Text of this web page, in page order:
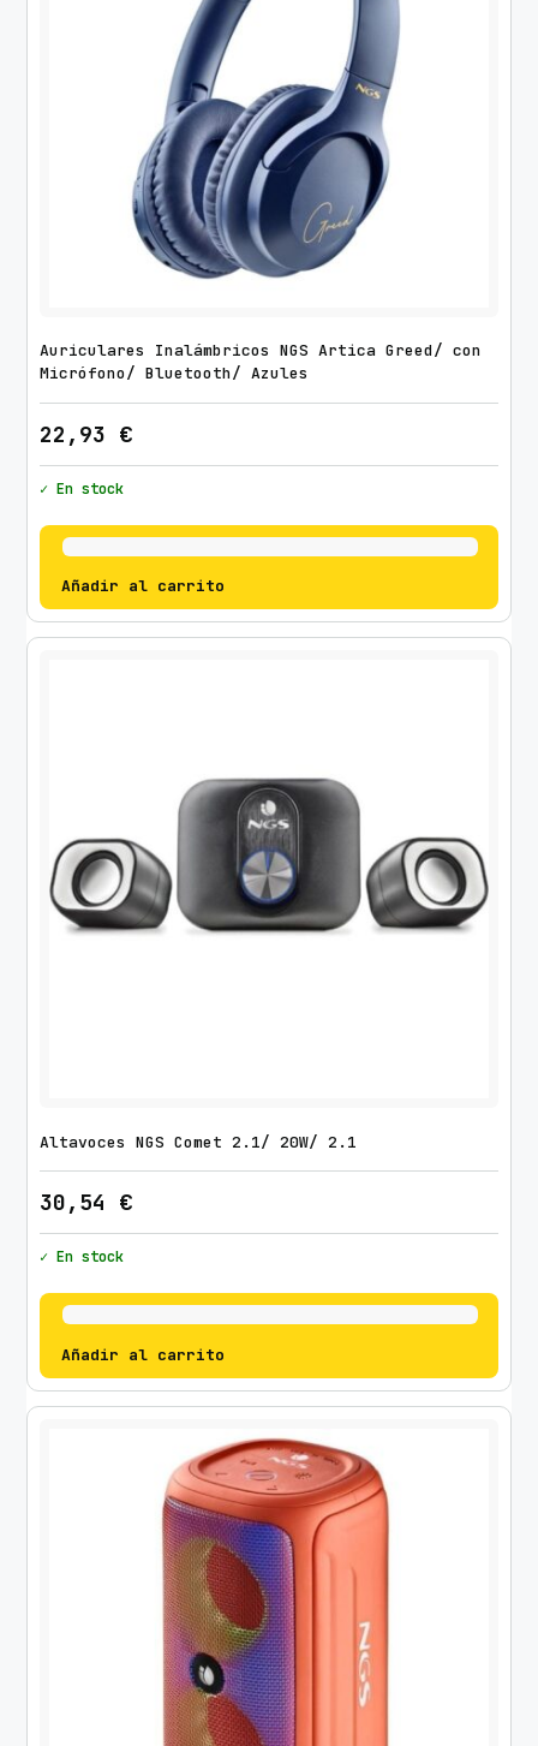
Auriculares Inalámbricos NGS Artica Greed/ con
Micrófono/ Bluetooth/ Azules
22,93 €
✓ En stock
Añadir al carrito
Altavoces NGS Comet 2.1/ 20W/ 2.1
30,54 €
✓ En stock
Añadir al carrito